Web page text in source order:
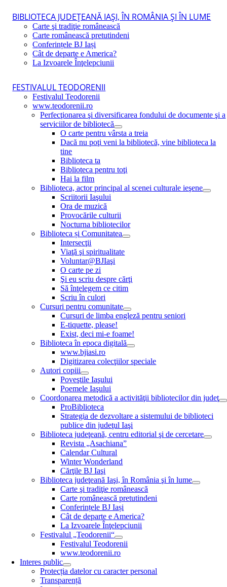
BIBLIOTECA JUDEŢEANĂ IAŞI, ÎN ROMÂNIA ŞI ÎN LUME
Carte şi tradiţie românească
Carte românească pretutindeni
Conferințele BJ Iași
Cât de departe e America?
La Izvoarele Înţelepciunii
FESTIVALUL TEODORENII
Festivalul Teodorenii
www.teodorenii.ro
Perfecţionarea şi diversificarea fondului de documente şi a
serviciilor de bibliotecă
O carte pentru vârsta a treia
Dacă nu poţi veni la bibliotecă, vine biblioteca la
tine
Biblioteca ta
Biblioteca pentru toţi
Hai la film
Biblioteca, actor principal al scenei culturale ieşene
Scriitorii Iaşului
Ora de muzică
Provocările culturii
Nocturna bibliotecilor
Biblioteca și Comunitatea
Intersecţii
Viaţă şi spiritualitate
Voluntar@BJIaşi
O carte pe zi
Şi eu scriu despre cărţi
Să înţelegem ce citim
Scriu în culori
Cursuri pentru comunitate
Cursuri de limba engleză pentru seniori
E-tiquette, please!
Exist, deci mi-e foame!
Biblioteca în epoca digitală
www.bjiasi.ro
Digitizarea colecţiilor speciale
Autori copiii
Poveştile Iaşului
Poemele Iaşului
Coordonarea metodică a activităţii bibliotecilor din judeţ
ProBiblioteca
Strategia de dezvoltare a sistemului de biblioteci
publice din judeţul Iaşi
Biblioteca judeţeană, centru editorial şi de cercetare
Revista „Asachiana”
Calendar Cultural
Winter Wonderland
Cărţile BJ Iaşi
Biblioteca judeţeană Iaşi, în România şi în lume
Carte şi tradiţie românească
Carte românească pretutindeni
Conferințele BJ Iași
Cât de departe e America?
La Izvoarele Înţelepciunii
Festivalul „Teodorenii“
Festivalul Teodorenii
www.teodorenii.ro
Interes public
Protecția datelor cu caracter personal
Transparență